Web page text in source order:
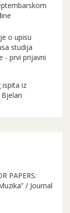
o upisu
studija
- prvi prijavni
ispita iz
PAPERS:
/ Journal